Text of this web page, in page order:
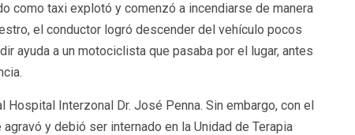
como taxi explotó y comenzó a incendiarse de manera
el conductor logró descender del vehículo pocos
ayuda a un motociclista que pasaba por el lugar, antes
Interzonal Dr. José Penna. Sin embargo, con el
y debió ser internado en la Unidad de Terapia